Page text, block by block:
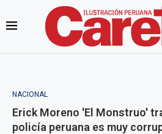
NACIONAL
Erick Moreno 'El Monstruo'
policía peruana es muy